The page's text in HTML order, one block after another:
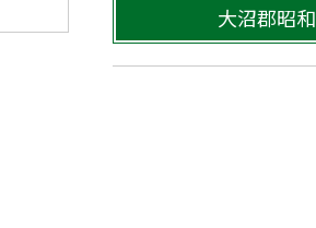
大沼郡昭